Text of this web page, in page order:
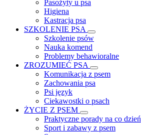
Pasożyty u psa
Higiena
Kastracja psa
SZKOLENIE PSA
Szkolenie psów
Nauka komend
Problemy behawioralne
ZROZUMIEĆ PSA
Komunikacja z psem
Zachowania psa
Psi język
Ciekawostki o psach
ŻYCIE Z PSEM
Praktyczne porady na co dzień
Sport i zabawy z psem